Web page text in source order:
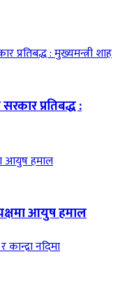
प्रतिबद्ध :
आयुष हमाल